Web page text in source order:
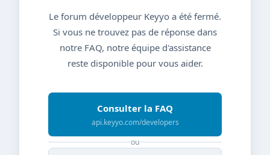
Le forum développeur Keyyo a été fermé.
Si vous ne trouvez pas de réponse dans
notre FAQ, notre équipe d'assistance
reste disponible pour vous aider.
Consulter la FAQ
api.keyyo.com/developers
ou